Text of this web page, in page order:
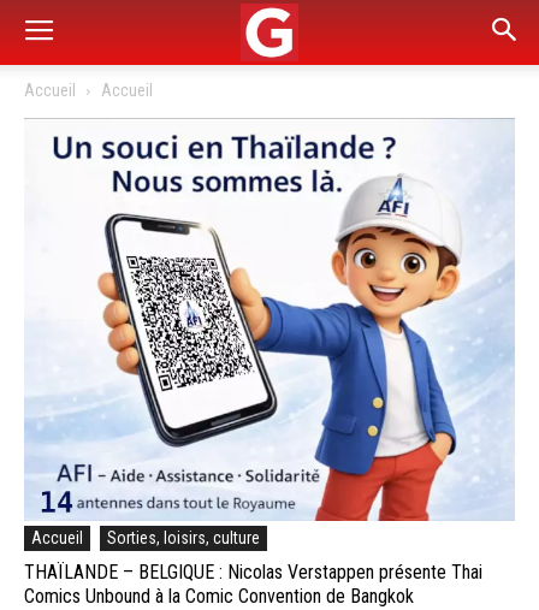
Accueil Accueil
Accueil Sorties, loisirs, culture
THAÏLANDE – BELGIQUE : Nicolas Verstappen présente Thai
Comics Unbound à la Comic Convention de Bangkok